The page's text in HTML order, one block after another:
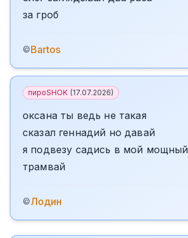
за гроб
©Bartos
пироSHOK (17.07.2026)
оксана ты ведь не такая
сказал геннадий но давай
я подвезу садись в мой мощный
трамвай
©Лодин